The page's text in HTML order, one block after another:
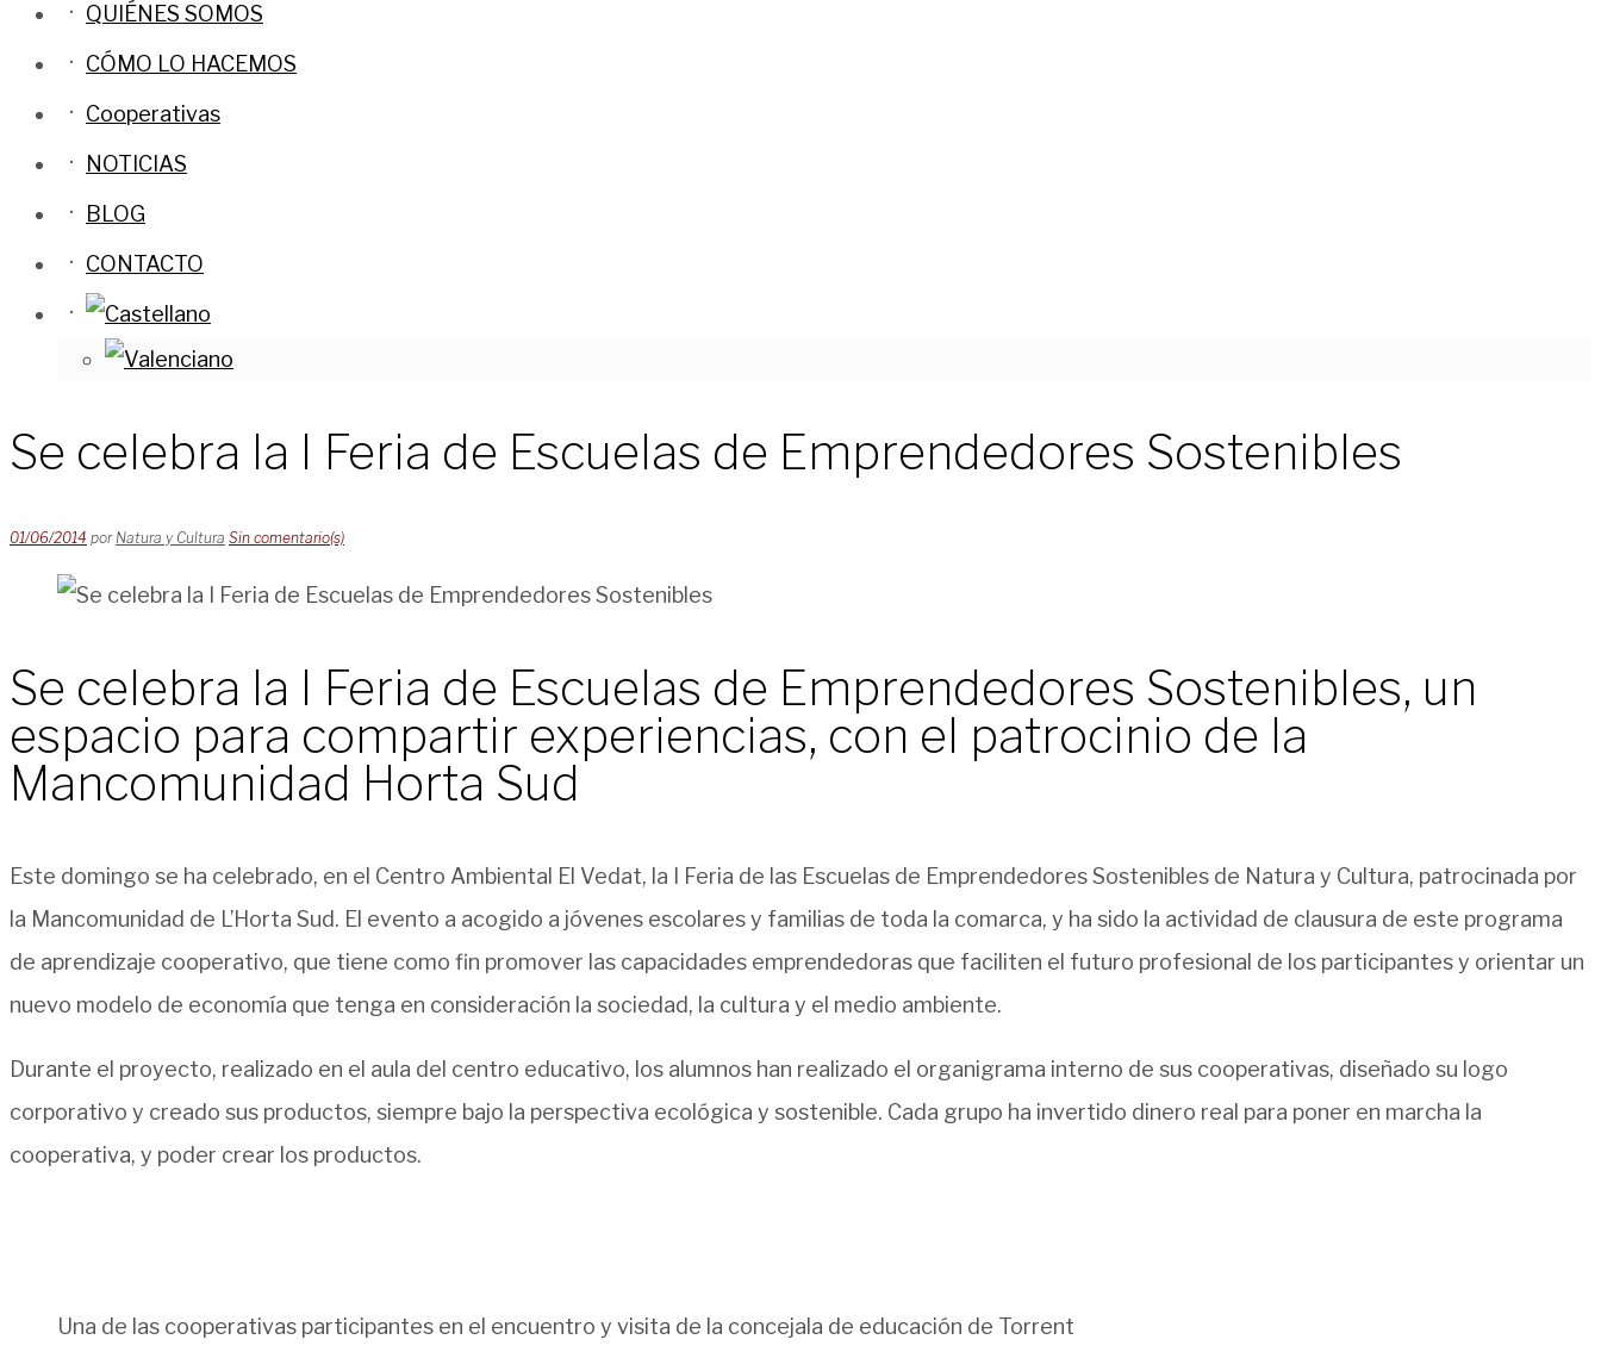
QUIÉNES SOMOS
CÓMO LO HACEMOS
Cooperativas
NOTICIAS
BLOG
CONTACTO
Se celebra la I Feria de Escuelas de Emprendedores Sostenibles
01/06/2014 porNatura y Cultura Sin comentario(s)
Se celebra la I Feria de Escuelas de Emprendedores Sostenibles, un
espacio para compartir experiencias, con el patrocinio de la
Mancomunidad Horta Sud
Este domingo se ha celebrado, en el Centro Ambiental El Vedat, la I Feria de las Escuelas de Emprendedores Sostenibles de Natura y Cultura, patrocinada por
la Mancomunidad de L’Horta Sud. El evento a acogido a jóvenes escolares y familias de toda la comarca, y ha sido la actividad de clausura de este programa
de aprendizaje cooperativo, que tiene como fin promover las capacidades emprendedoras que faciliten el futuro profesional de los participantes y orientar un
nuevo modelo de economía que tenga en consideración la sociedad, la cultura y el medio ambiente.
Durante el proyecto, realizado en el aula del centro educativo, los alumnos han realizado el organigrama interno de sus cooperativas, diseñado su logo
corporativo y creado sus productos, siempre bajo la perspectiva ecológica y sostenible. Cada grupo ha invertido dinero real para poner en marcha la
cooperativa, y poder crear los productos.
Una de las cooperativas participantes en el encuentro y visita de la concejala de educación de Torrent